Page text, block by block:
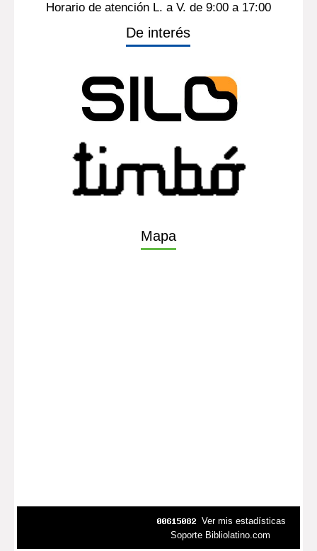
Horario de atención L. a V. de 9:00 a 17:00
De interés
Mapa
Ver mis estadísticas
Soporte Bibliolatino.com